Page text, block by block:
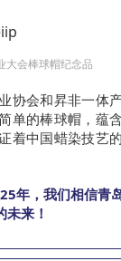
大会棒球帽纪念品
协会和昇非一体
单的棒球帽，蕴
着中国蜡染技艺
年，我们相信青
来！